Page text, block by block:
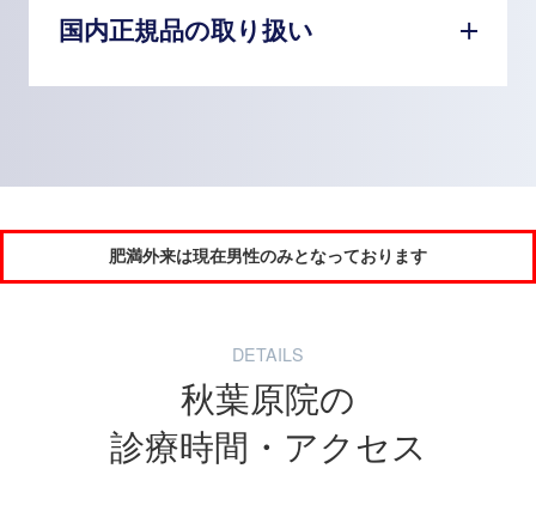
国内正規品の取り扱い
肥満外来は現在男性のみとなっております
DETAILS
秋葉原院の
診療時間・アクセス